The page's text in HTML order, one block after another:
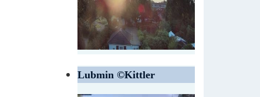
Lubmin ©Kittler